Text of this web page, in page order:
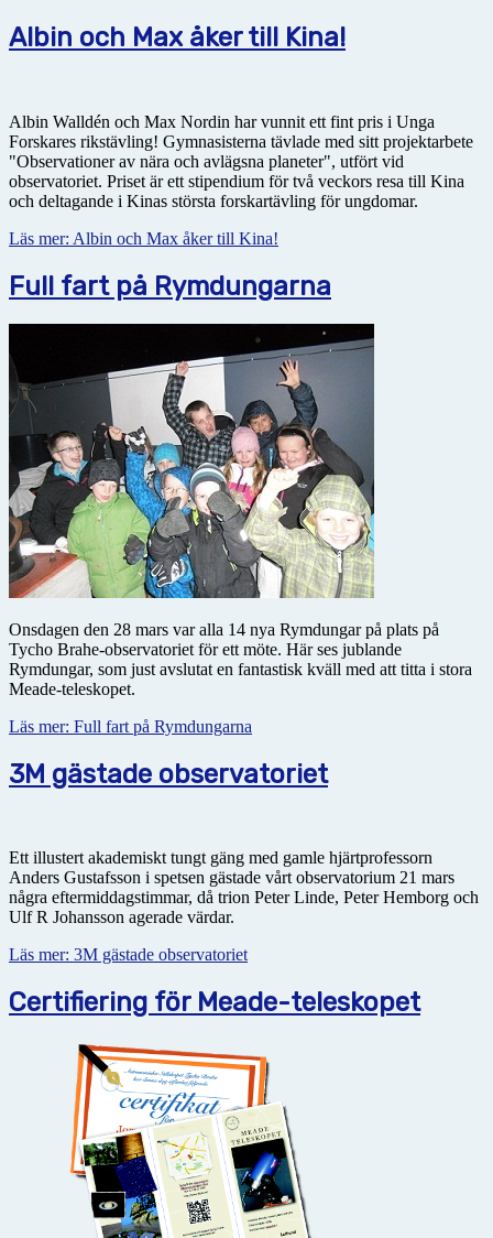
Albin och Max åker till Kina!
Albin Walldén och Max Nordin har vunnit ett fint pris i Unga
Forskares rikstävling! Gymnasisterna tävlade med sitt projektarbete
"Observationer av nära och avlägsna planeter", utfört vid
observatoriet. Priset är ett stipendium för två veckors resa till Kina
och deltagande i Kinas största forskartävling för ungdomar.
Läs mer: Albin och Max åker till Kina!
Full fart på Rymdungarna
Onsdagen den 28 mars var alla 14 nya Rymdungar på plats på
Tycho Brahe-observatoriet för ett möte. Här ses jublande
Rymdungar, som just avslutat en fantastisk kväll med att titta i stora
Meade-teleskopet.
Läs mer: Full fart på Rymdungarna
3M gästade observatoriet
Ett illustert akademiskt tungt gäng med gamle hjärtprofessorn
Anders Gustafsson i spetsen gästade vårt observatorium 21 mars
några eftermiddagstimmar, då trion Peter Linde, Peter Hemborg och
Ulf R Johansson agerade värdar.
Läs mer: 3M gästade observatoriet
Certifiering för Meade-teleskopet